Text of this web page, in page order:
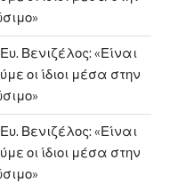
Βενιζέλος: «Είναι
οι ίδιοι μέσα στην
Βενιζέλος: «Είναι
οι ίδιοι μέσα στην